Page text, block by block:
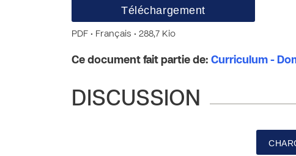
Téléchargement
PDF • Français • 288,7 Kio
Ce document fait partie de: Curriculum -
DISCUSSION